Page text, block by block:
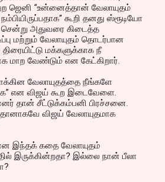
ஜெனி “உன்னைத்தான் வேலாயுதம்
கூறி தனது ஸ்ரூடியோ
அதுவரை கிடைத்த
மற்றும் வேலாயுதம் தொடர்பான
மக்களுக்காக நீ
மாற வேண்டும் என கேட்கிறார்.
வேலாயுதத்தை நீங்களே
என விஜய் கூற இடைவேளை.
தான் சீட்டுக்கம்பனி பிரச்சனை.
விஜய் வேலாயுதமாக
இந்தக் கதை வேலாயுதம்
இருக்கின்றதா? இல்லை நான் பீலா